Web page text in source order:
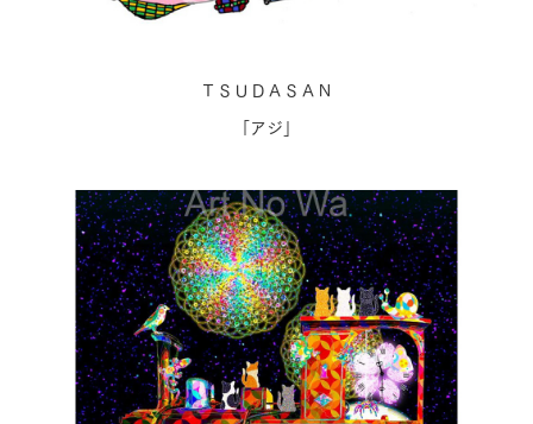
ＴＳＵＤＡＳＡＮ
「アジ」